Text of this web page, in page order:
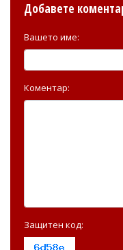
Добавете
Вашето име:
Коментар:
Защитен код: